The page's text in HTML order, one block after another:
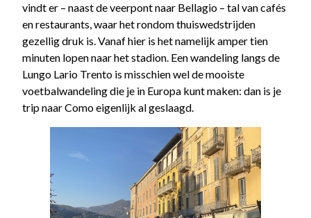
vindt er – naast de veerpont naar Bellagio – tal van cafés
en restaurants, waar het rondom thuiswedstrijden
gezellig druk is. Vanaf hier is het namelijk amper tien
minuten lopen naar het stadion. Een wandeling langs de
Lungo Lario Trento is misschien wel de mooiste
voetbalwandeling die je in Europa kunt maken: dan is je
trip naar Como eigenlijk al geslaagd.